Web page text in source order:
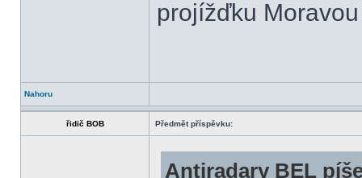
projížďku
Nahoru
řidič BOB Předmět příspěvku:
Antiradary BEL